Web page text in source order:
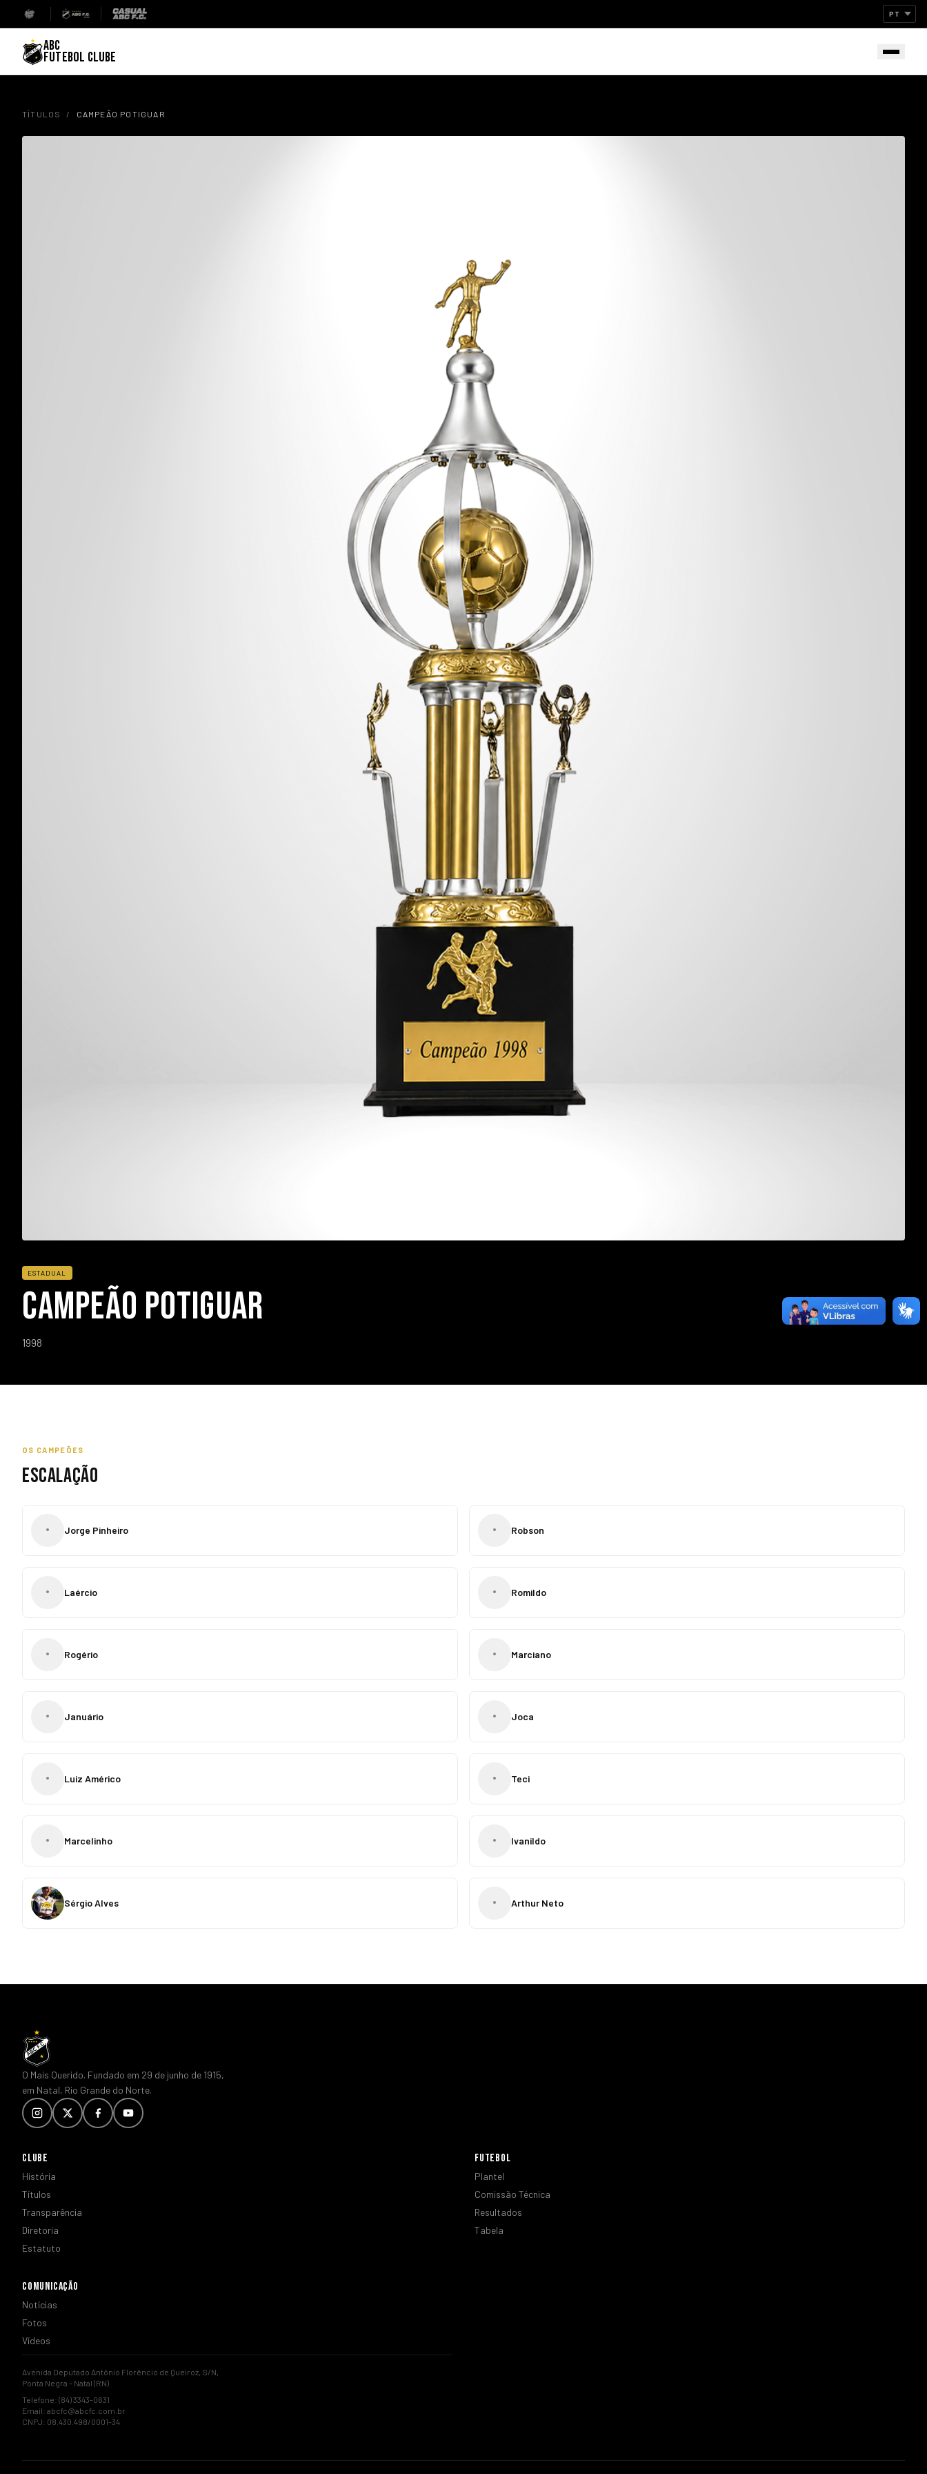
ABC
FUTEBOL CLUBE
TÍTULOS / CAMPEÃO POTIGUAR
ESTADUAL
CAMPEÃO POTIGUAR
1998
OS CAMPEÕES
ESCALAÇÃO
• Jorge Pinheiro • Robson
• Laércio • Romildo
• Rogério • Marciano
• Januário • Joca
• Luiz Américo • Teci
• Marcelinho • Ivanildo
Sérgio Alves • Arthur Neto
O Mais Querido. Fundado em 29 de junho de 1915,
em Natal, Rio Grande do Norte.
CLUBE
História
Títulos
Transparência
Diretoria
Estatuto
FUTEBOL
Plantel
Comissão Técnica
Resultados
Tabela
COMUNICAÇÃO
Notícias
Fotos
Vídeos
Avenida Deputado Antônio Florêncio de Queiroz, S/N,
Ponta Negra – Natal (RN)
Telefone: (84) 3343-0631
Email: abcfc@abcfc.com.br
CNPJ: 08.430.498/0001-34